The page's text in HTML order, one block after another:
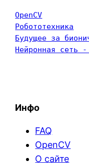
OpenCV
Робототехника
Будущее за
Нейронная сеть -
Инфо
FAQ
OpenCV
О сайте